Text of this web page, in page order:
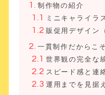
制作物の紹介
ミニキャライラ
販促用デザイン
一貫制作だからこ
世界観の完全な
スピード感と連
運用までを見据